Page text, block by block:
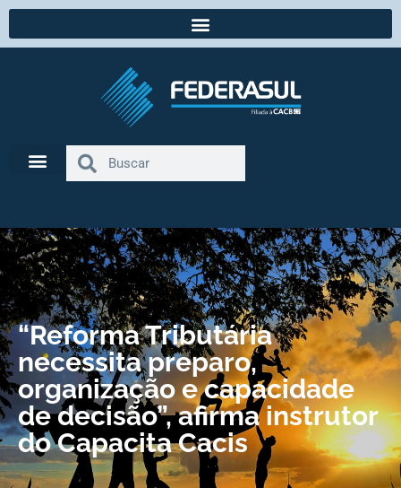
“Reforma Tributária
necessita preparo,
organização e capacidade
de decisão”, afirma instrutor
do Capacita Cacis